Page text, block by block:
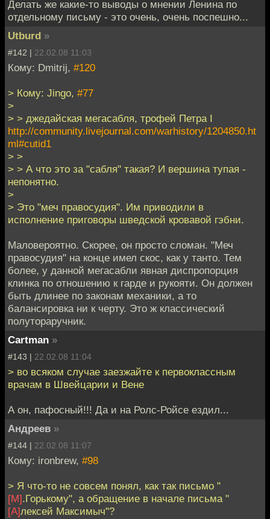
Делать же какие-то выводы о мнении Ленина по
отдельному письму - это очень, очень поспешно...
Utburd »
#142 | 22.02.08 11:03
Кому: Dmitrij, #120
> Кому: Jingo, #77
>
> > джедайская мегасабля, трофей Петра I
http://community.livejournal.com/warhistory/1204850.ht
ml#cutid1
> >
> > А что это за "сабля" такая? И вершина тупая -
непонятно.
>
> Это "меч правосудия". Им приводили в
исполнение приговоры шведской кровавой гэбни.
Маловероятно. Скорее, он просто сломан. "Меч
правосудия" на конце имел скос, как у танто. Тем
более, у данной мегасабли явная диспропорция
клинка по отношению к гарде и рукояти. Он должен
быть длинее по законам механики, а то
балансировка ни к черту. Это ж классический
полутораручник.
Cartman »
#143 | 22.02.08 11:04
> во всяком случае заезжайте к первоклассным
врачам в Швейцарии и Вене
А он, пафосный!!! Да и на Ролс-Ройсе ездил...
Андреев »
#144 | 22.02.08 11:07
Кому: ironbrew, #98
> Я что-то не совсем понял, как так письмо "
[М].Горькому", а обращение в начале письма "
[А]лексей Максимыч"?